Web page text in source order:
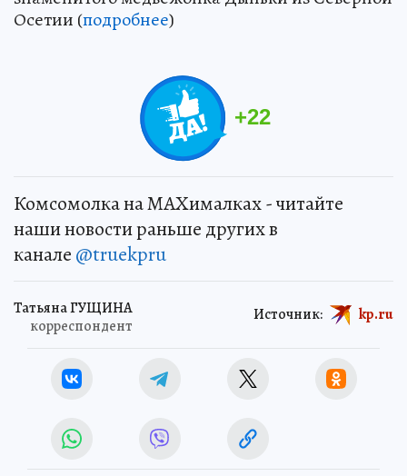
Осетии (подробнее)
+22
Комсомолка на MAXималках - читайте
наши новости раньше других в
канале @truekpru
Татьяна ГУЩИНА
корреспондент
Источник: kp.ru